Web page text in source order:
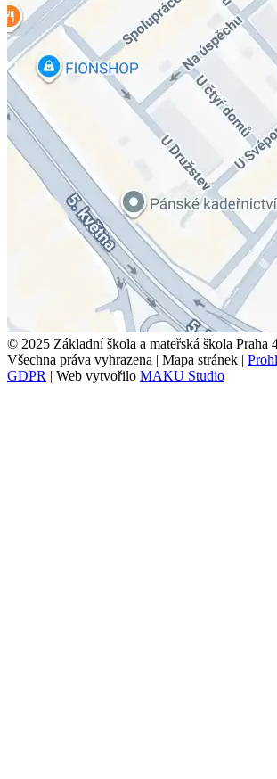
© 2025 Základní škola a mateřská škola Praha
Všechna práva vyhrazena | Mapa stránek |
GDPR | Web vytvořilo MAKU Studio